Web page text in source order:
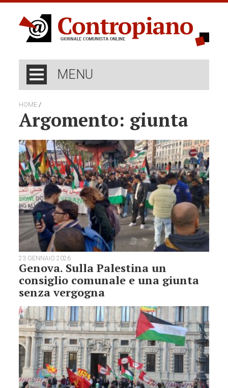
MENU
HOME /
Argomento: giunta
23 GENNAIO 2026
Genova. Sulla Palestina un
consiglio comunale e una giunta
senza vergogna